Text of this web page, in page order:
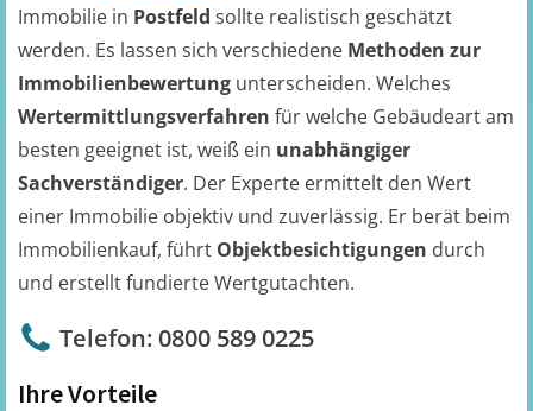
Immobilie in Postfeld sollte realistisch geschätzt
werden. Es lassen sich verschiedene Methoden zur
Immobilienbewertung unterscheiden. Welches
Wertermittlungsverfahren für welche Gebäudeart am
besten geeignet ist, weiß ein unabhängiger
Sachverständiger. Der Experte ermittelt den Wert
einer Immobilie objektiv und zuverlässig. Er berät beim
Immobilienkauf, führt Objektbesichtigungen durch
und erstellt fundierte Wertgutachten.
Telefon: 0800 589 0225
Ihre Vorteile